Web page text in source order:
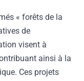
« forêts de la
de
visent à
ainsi à la
Ces projets